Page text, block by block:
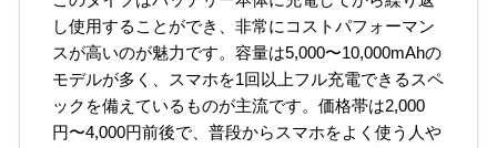
し使用することができ、非常にコストパフォーマン
スが高いのが魅力です。容量は5,000〜10,000mAhの
モデルが多く、スマホを1回以上フル充電できるスペ
ックを備えているものが主流です。価格帯は2,000
円〜4,000円前後で、普段からスマホをよく使う人や